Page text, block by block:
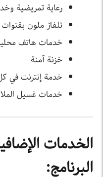
رعاية تمريضية
تلفاز ملون
خدمات هاتف
خزنة آمنة
خدمة إنترنت في
خدمات غسيل
الخدمات
البرنامج: